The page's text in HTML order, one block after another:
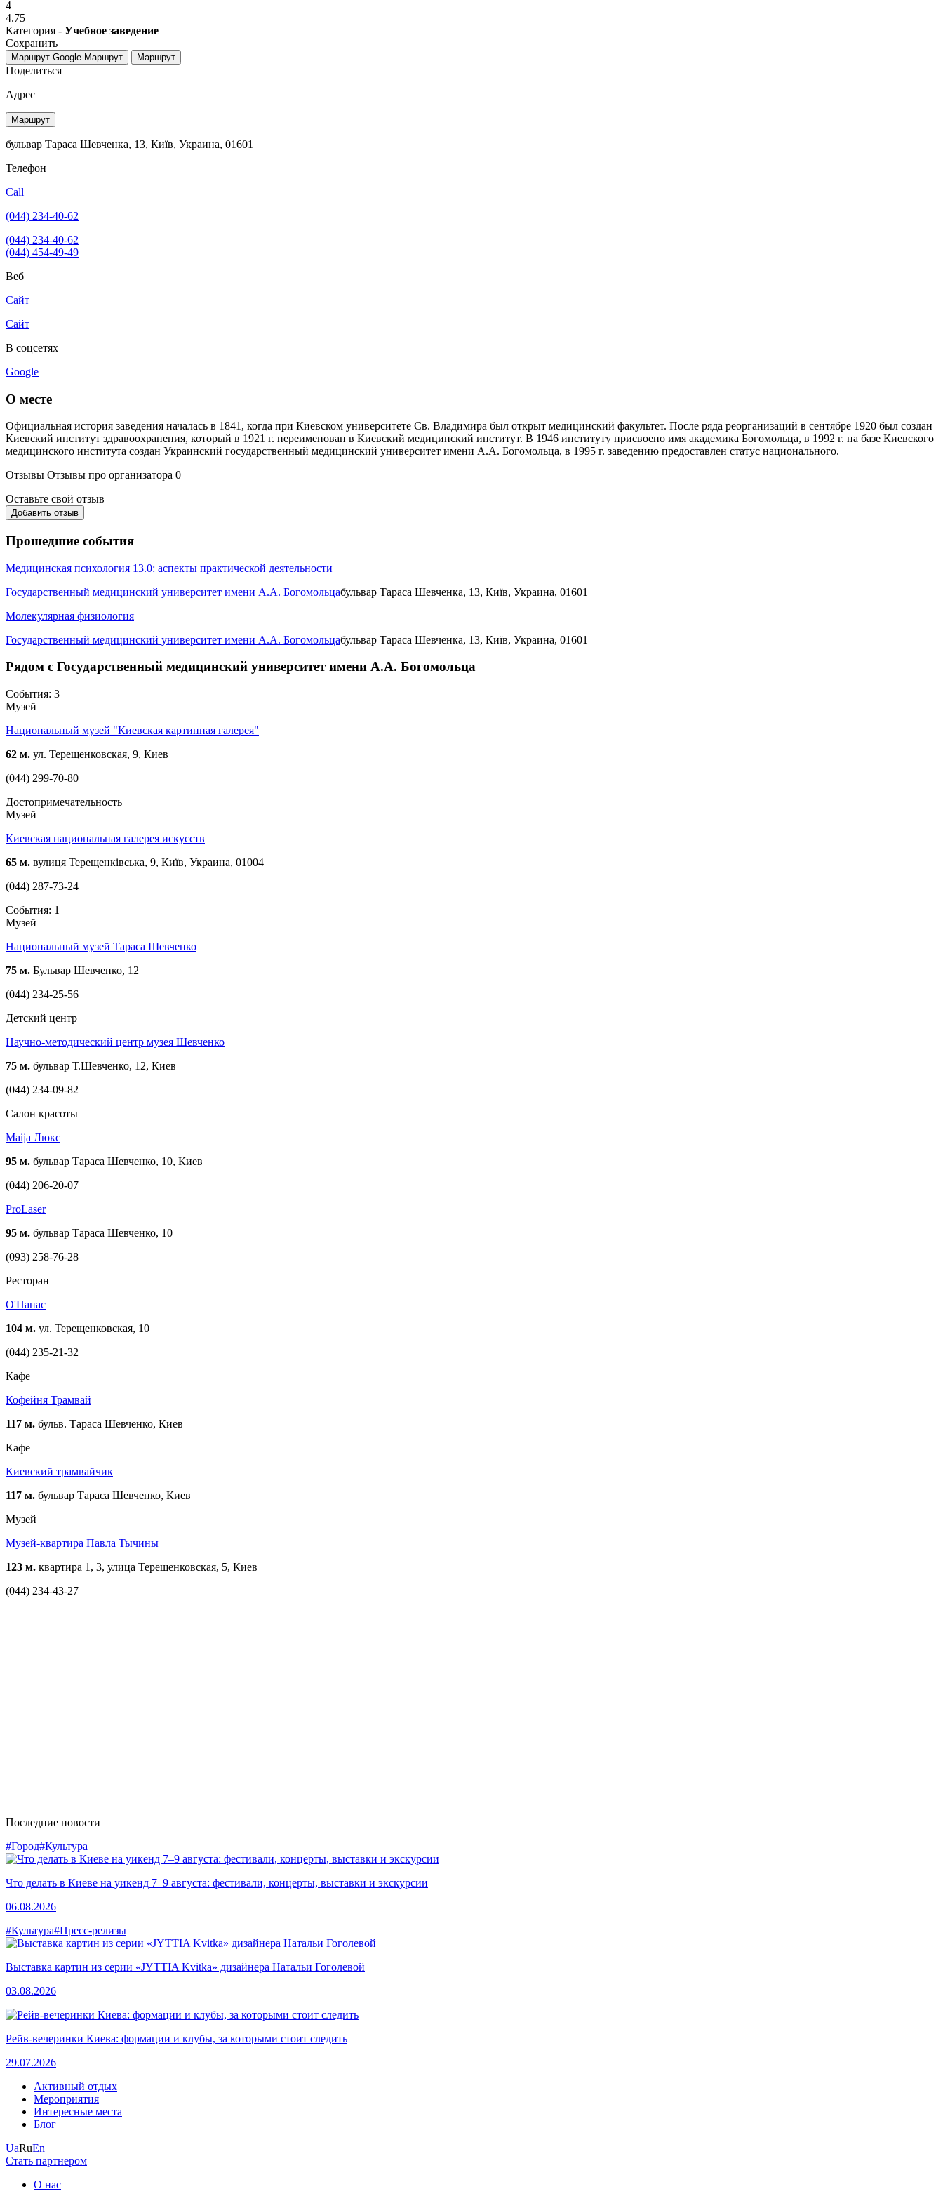
4
4.75
Категория - Учебное заведение
Сохранить
Маршрут Google Маршрут Маршрут
Поделиться
Адрес
Маршрут
бульвар Тараса Шевченка, 13, Київ, Украина, 01601
Телефон
Call
(044) 234-40-62
(044) 234-40-62
(044) 454-49-49
Веб
Сайт
Сайт
В соцсетях
Google
О месте
Официальная история заведения началась в 1841, когда при Киевском университете Св. Владимира был открыт медицинский факультет. После ряда реорганизаций в сентябре 1920 был создан
Киевский институт здравоохранения, который в 1921 г. переименован в Киевский медицинский институт. В 1946 институту присвоено имя академика Богомольца, в 1992 г. на базе Киевского
медицинского института создан Украинский государственный медицинский университет имени А.А. Богомольца, в 1995 г. заведению предоставлен статус национального.
Отзывы Отзывы про организатора 0
Оставьте свой отзыв
Добавить отзыв
Прошедшие события
Медицинская психология 13.0: аспекты практической деятельности
Государственный медицинский университет имени А.А. Богомольцабульвар Тараса Шевченка, 13, Київ, Украина, 01601
Молекулярная физиология
Государственный медицинский университет имени А.А. Богомольцабульвар Тараса Шевченка, 13, Київ, Украина, 01601
Рядом с Государственный медицинский университет имени А.А. Богомольца
События: 3
Музей
Национальный музей "Киевская картинная галерея"
62 м. ул. Терещенковская, 9, Киев
(044) 299-70-80
Достопримечательность
Музей
Киевская национальная галерея искусств
65 м. вулиця Терещенківська, 9, Київ, Украина, 01004
(044) 287-73-24
События: 1
Музей
Национальный музей Тараса Шевченко
75 м. Бульвар Шевченко, 12
(044) 234-25-56
Детский центр
Научно-методический центр музея Шевченко
75 м. бульвар Т.Шевченко, 12, Киев
(044) 234-09-82
Cалон красоты
Maija Люкс
95 м. бульвар Тараса Шевченко, 10, Киев
(044) 206-20-07
ProLaser
95 м. бульвар Тараса Шевченко, 10
(093) 258-76-28
Ресторан
О'Панас
104 м. ул. Терещенковская, 10
(044) 235-21-32
Кафе
Кофейня Трамвай
117 м. бульв. Тараса Шевченко, Киев
Кафе
Киевский трамвайчик
117 м. бульвар Тараса Шевченко, Киев
Музей
Музей-квартира Павла Тычины
123 м. квартира 1, 3, улица Терещенковская, 5, Киев
(044) 234-43-27
Последние новости
#Город#Культура
Что делать в Киеве на уикенд 7–9 августа: фестивали, концерты, выставки и экскурсии
06.08.2026
#Культура#Пресс-релизы
Выставка картин из серии «JYTTIA Kvitka» дизайнера Натальи Гоголевой
03.08.2026
Рейв-вечеринки Киева: формации и клубы, за которыми стоит следить
29.07.2026
Активный отдых
Мероприятия
Интересные места
Блог
UaRuEn
Стать партнером
О нас